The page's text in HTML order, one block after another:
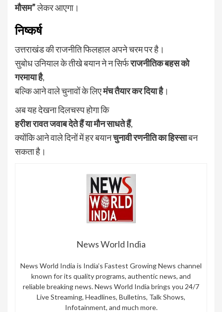
मौसम”लेकर आएगा।
निष्कर्ष
उत्तराखंड की राजनीति फिलहाल अपने चरम पर है।
सुबोध उनियाल के तीखे बयान ने न सिर्फराजनीतिक बहस को
गरमाया है,
बल्कि आने वाले चुनावों के लिएमंच तैयार कर दिया है।
अब यह देखना दिलचस्प होगा कि
हरीश रावत जवाब देते हैं या मौन साधते हैं,
क्योंकि आने वाले दिनों में हर बयानचुनावी रणनीति का हिस्साबन
सकता है।
News World India
News World India is India’s Fastest Growing News channel
known for its quality programs, authentic news, and
reliable breaking news. News World India brings you 24/7
Live Streaming, Headlines, Bulletins, Talk Shows,
Infotainment, and much more.